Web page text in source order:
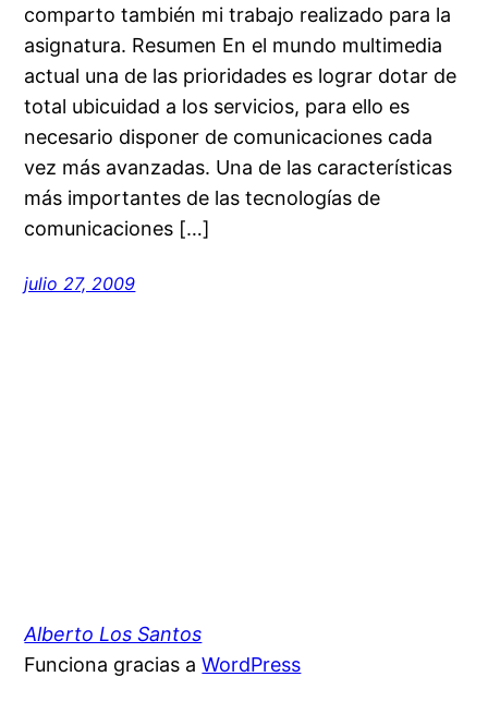
comparto también mi trabajo realizado para la
asignatura. Resumen En el mundo multimedia
actual una de las prioridades es lograr dotar de
total ubicuidad a los servicios, para ello es
necesario disponer de comunicaciones cada
vez más avanzadas. Una de las características
más importantes de las tecnologías de
comunicaciones […]
julio 27, 2009
Alberto Los Santos
Funciona gracias aWordPress